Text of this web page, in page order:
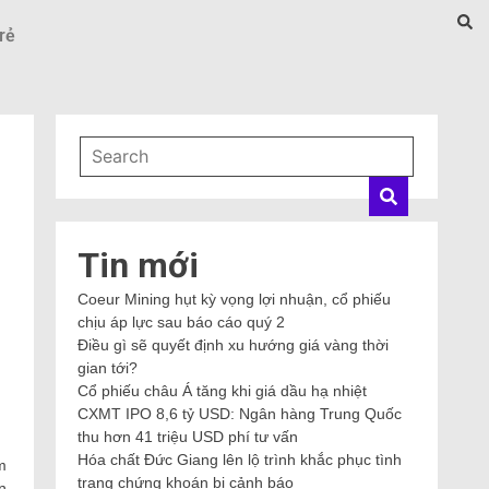
Tin mới
Coeur Mining hụt kỳ vọng lợi nhuận, cổ phiếu
chịu áp lực sau báo cáo quý 2
Điều gì sẽ quyết định xu hướng giá vàng thời
gian tới?
Cổ phiếu châu Á tăng khi giá dầu hạ nhiệt
CXMT IPO 8,6 tỷ USD: Ngân hàng Trung Quốc
thu hơn 41 triệu USD phí tư vấn
Hóa chất Đức Giang lên lộ trình khắc phục tình
trạng chứng khoán bị cảnh báo